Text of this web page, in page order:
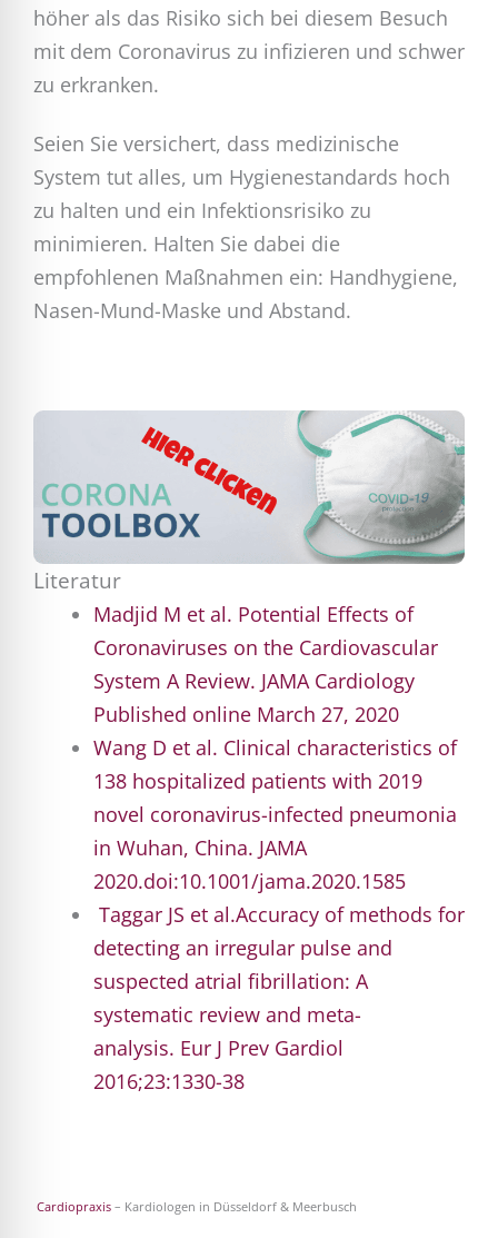
höher als das Risiko sich bei diesem Besuch
mit dem Coronavirus zu infizieren und schwer
zu erkranken.
Seien Sie versichert, dass medizinische
System tut alles, um Hygienestandards hoch
zu halten und ein Infektionsrisiko zu
minimieren. Halten Sie dabei die
empfohlenen Maßnahmen ein: Handhygiene,
Nasen-Mund-Maske und Abstand.
Literatur
Madjid M et al. Potential Effects of
Coronaviruses on the Cardiovascular
System A Review. JAMA Cardiology
Published online March 27, 2020
Wang D et al. Clinical characteristics of
138 hospitalized patients with 2019
novel coronavirus-infected pneumonia
in Wuhan, China. JAMA
2020.doi:10.1001/jama.2020.1585
Taggar JS et al.Accuracy of methods for
detecting an irregular pulse and
suspected atrial fibrillation: A
systematic review and meta-
analysis. Eur J Prev Gardiol
2016;23:1330-38
Cardiopraxis – Kardiologen in Düsseldorf & Meerbusch